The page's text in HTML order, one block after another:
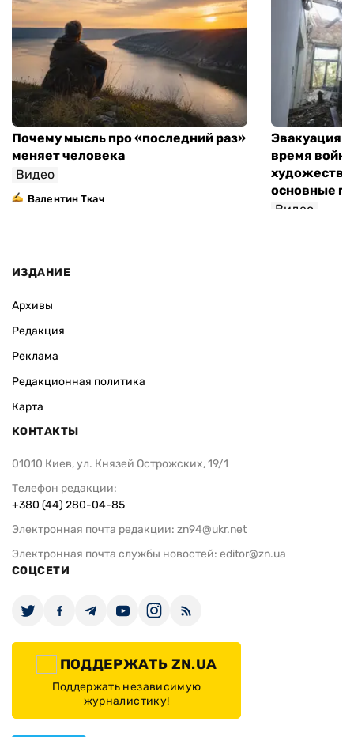
Почему мысль про «последний раз»
меняет человека
Видео
Валентин Ткач
Эвакуация
время
основные
Видео
ИЗДАНИЕ
Архивы
Редакция
Реклама
Редакционная политика
Карта
КОНТАКТЫ
01010 Киев, ул. Князей Острожских, 19/1
Телефон редакции:
+380 (44) 280-04-85
Электронная почта редакции: zn94@ukr.net
Электронная почта службы новостей: editor@zn.ua
СОЦСЕТИ
ПОДДЕРЖАТЬ ZN.UA
Поддержать независимую
журналистику!